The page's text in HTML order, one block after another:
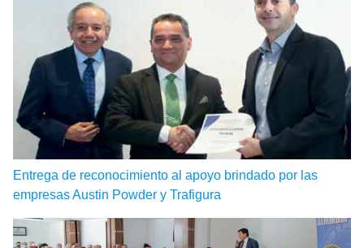
Entrega de reconocimiento al apoyo brindado por las
empresas Austin Powder y Trafigura